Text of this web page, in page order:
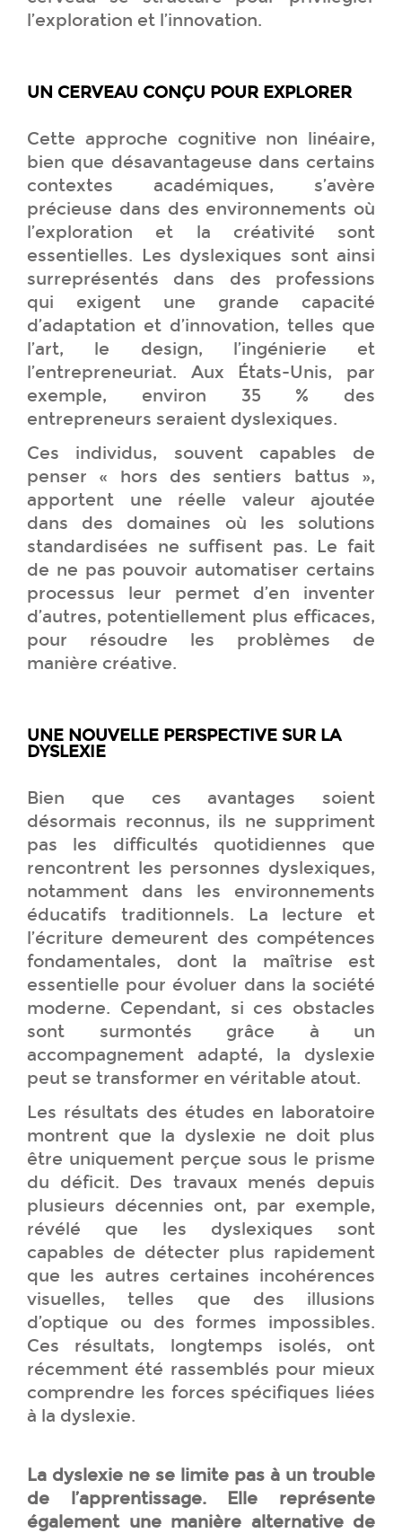
l’exploration et l’innovation.
UN CERVEAU CONÇU POUR EXPLORER
Cette approche cognitive non linéaire,
bien que désavantageuse dans certains
contextes académiques, s’avère
précieuse dans des environnements où
l’exploration et la créativité sont
essentielles. Les dyslexiques sont ainsi
surreprésentés dans des professions
qui exigent une grande capacité
d’adaptation et d’innovation, telles que
l’art, le design, l’ingénierie et
l’entrepreneuriat. Aux États-Unis, par
exemple, environ 35 % des
entrepreneurs seraient dyslexiques.
Ces individus, souvent capables de
penser « hors des sentiers battus »,
apportent une réelle valeur ajoutée
dans des domaines où les solutions
standardisées ne suffisent pas. Le fait
de ne pas pouvoir automatiser certains
processus leur permet d’en inventer
d’autres, potentiellement plus efficaces,
pour résoudre les problèmes de
manière créative.
UNE NOUVELLE PERSPECTIVE SUR LA
DYSLEXIE
Bien que ces avantages soient
désormais reconnus, ils ne suppriment
pas les difficultés quotidiennes que
rencontrent les personnes dyslexiques,
notamment dans les environnements
éducatifs traditionnels. La lecture et
l’écriture demeurent des compétences
fondamentales, dont la maîtrise est
essentielle pour évoluer dans la société
moderne. Cependant, si ces obstacles
sont surmontés grâce à un
accompagnement adapté, la dyslexie
peut se transformer en véritable atout.
Les résultats des études en laboratoire
montrent que la dyslexie ne doit plus
être uniquement perçue sous le prisme
du déficit. Des travaux menés depuis
plusieurs décennies ont, par exemple,
révélé que les dyslexiques sont
capables de détecter plus rapidement
que les autres certaines incohérences
visuelles, telles que des illusions
d’optique ou des formes impossibles.
Ces résultats, longtemps isolés, ont
récemment été rassemblés pour mieux
comprendre les forces spécifiques liées
à la dyslexie.
La dyslexie ne se limite pas à un trouble
de l’apprentissage. Elle représente
également une manière alternative de